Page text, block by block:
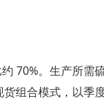
70%。生产所需
组合模式，以季